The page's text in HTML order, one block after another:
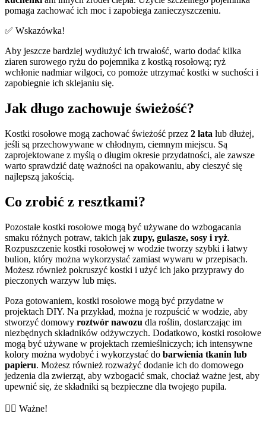
pomaga zachować ich moc i zapobiega zanieczyszczeniu.
✅ Wskazówka!
Aby jeszcze bardziej wydłużyć ich trwałość, warto dodać kilka
ziaren surowego ryżu do pojemnika z kostką rosołową; ryż
wchłonie nadmiar wilgoci, co pomoże utrzymać kostki w suchości i
zapobiegnie ich sklejaniu się.
Jak długo zachowuje świeżość?
Kostki rosołowe mogą zachować świeżość przez 2 lata lub dłużej,
jeśli są przechowywane w chłodnym, ciemnym miejscu. Są
zaprojektowane z myślą o długim okresie przydatności, ale zawsze
warto sprawdzić datę ważności na opakowaniu, aby cieszyć się
najlepszą jakością.
Co zrobić z resztkami?
Pozostałe kostki rosołowe mogą być używane do wzbogacania
smaku różnych potraw, takich jak zupy, gulasze, sosy i ryż.
Rozpuszczenie kostki rosołowej w wodzie tworzy szybki i łatwy
bulion, który można wykorzystać zamiast wywaru w przepisach.
Możesz również pokruszyć kostki i użyć ich jako przyprawy do
pieczonych warzyw lub mięs.
Poza gotowaniem, kostki rosołowe mogą być przydatne w
projektach DIY. Na przykład, można je rozpuścić w wodzie, aby
stworzyć domowy roztwór nawozu dla roślin, dostarczając im
niezbędnych składników odżywczych. Dodatkowo, kostki rosołowe
mogą być używane w projektach rzemieślniczych; ich intensywne
kolory można wydobyć i wykorzystać do barwienia tkanin lub
papieru. Możesz również rozważyć dodanie ich do domowego
jedzenia dla zwierząt, aby wzbogacić smak, chociaż ważne jest, aby
upewnić się, że składniki są bezpieczne dla twojego pupila.
👨‍⚕️️ Ważne!